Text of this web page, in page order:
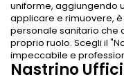
uniforme, aggiungendo
applicare e rimuovere,
personale sanitario che
proprio ruolo. Scegli il
impeccabile e
Nastrino